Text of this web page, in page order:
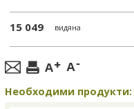
15 049 видяна
Необходими продукти: